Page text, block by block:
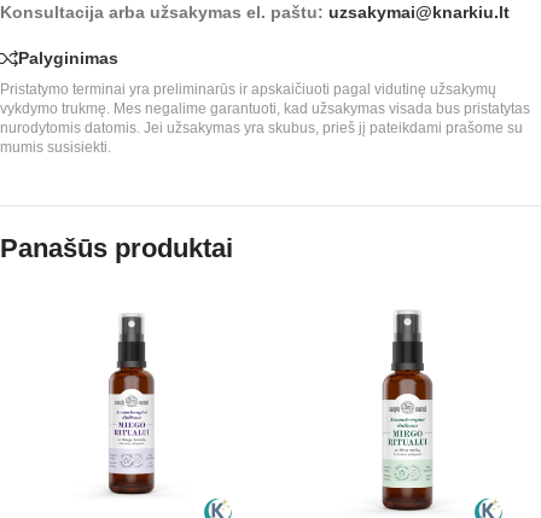
Konsultacija arba užsakymas el. paštu: uzsakymai@knarkiu.lt
Palyginimas
Pristatymo terminai yra preliminarūs ir apskaičiuoti pagal vidutinę užsakymų
vykdymo trukmę. Mes negalime garantuoti, kad užsakymas visada bus pristatytas
nurodytomis datomis. Jei užsakymas yra skubus, prieš jį pateikdami prašome su
mumis susisiekti.
Panašūs produktai